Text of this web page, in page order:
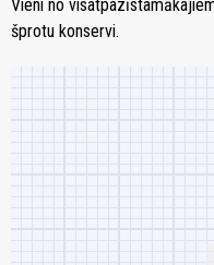
Vieni no
šprotu konservi.